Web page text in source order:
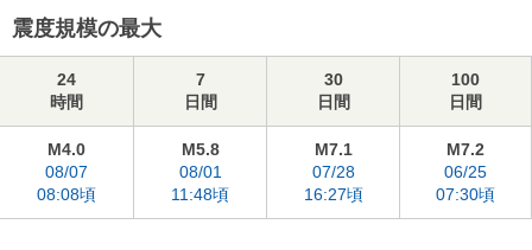
震度規模の最大
24
時間
7
日間
30
日間
100
日間
M4.0
08/07
08:08頃
M5.8
08/01
11:48頃
M7.1
07/28
16:27頃
M7.2
06/25
07:30頃